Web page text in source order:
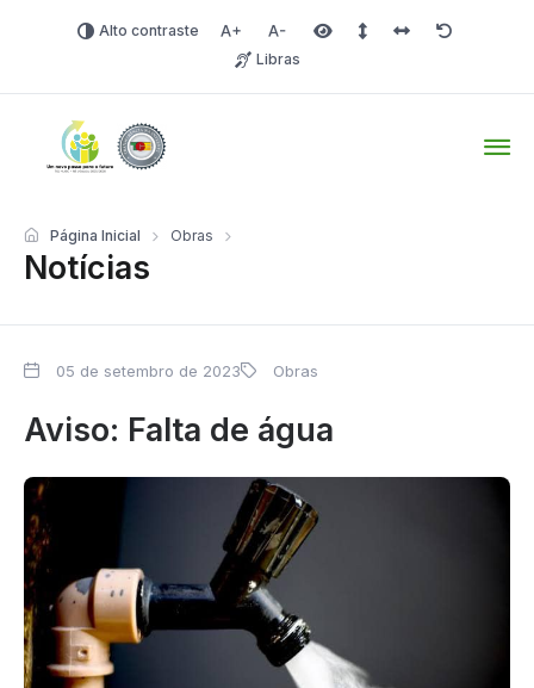
Alto contraste Aumentar fonte
Diminuir fonteÁrea selecionada
Espaçamento de linha
Espaço dos
Redefinir
Libras
Notícias
Página Inicial Obras
05 de setembro de 2023 Obras
Aviso: Falta de água